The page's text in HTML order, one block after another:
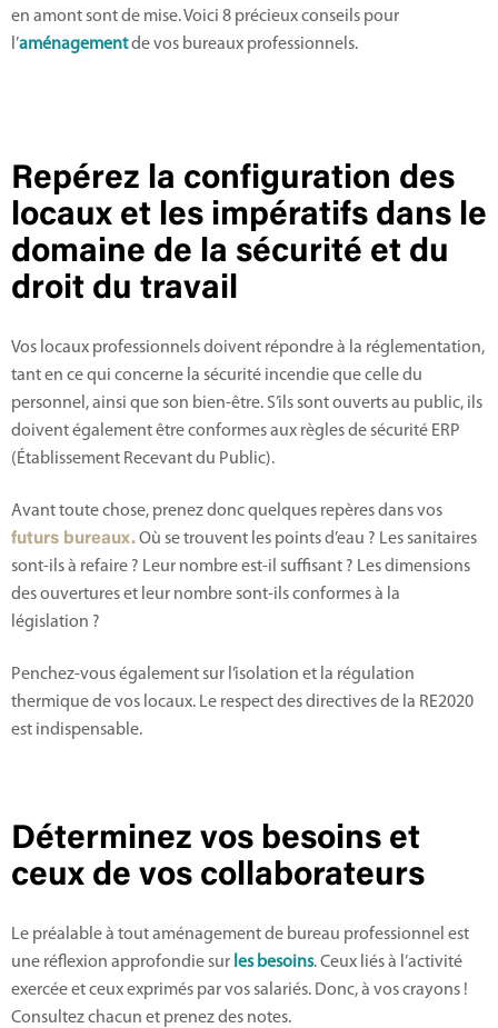
en amont sont de mise. Voici 8 précieux conseils pour
l’aménagementde vos bureaux professionnels.
Repérez la configuration des
locaux et les impératifs dans le
domaine de la sécurité et du
droit du travail
Vos locaux professionnels doivent répondre à la réglementation,
tant en ce qui concerne la sécurité incendie que celle du
personnel, ainsi que son bien-être. S’ils sont ouverts au public, ils
doivent également être conformes aux règles de sécurité ERP
(Établissement Recevant du Public).
Avant toute chose, prenez donc quelques repères dans vos
futurs bureaux.Où se trouvent les points d’eau ? Les sanitaires
sont-ils à refaire ? Leur nombre est-il suffisant ? Les dimensions
des ouvertures et leur nombre sont-ils conformes à la
législation ?
Penchez-vous également sur l’isolation et la régulation
thermique de vos locaux. Le respect des directives de la RE2020
est indispensable.
Déterminez vos besoins et
ceux de vos collaborateurs
Le préalable à tout aménagement de bureau professionnel est
une réflexion approfondie sur les besoins. Ceux liés à l’activité
exercée et ceux exprimés par vos salariés. Donc, à vos crayons !
Consultez chacun et prenez des notes.